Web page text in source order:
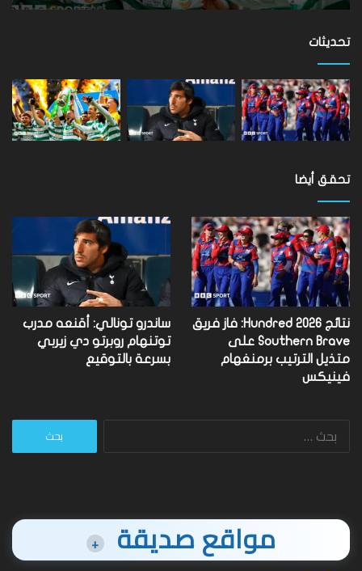
تفوتها
مستوى
العالم
تحديثات
تحقق أيضا
نتائج Hundred 2026: فاز فريق
Southern Brave على
متذيل الترتيب برمنغهام
فينيكس
ساندرو تونالي: أقنعه مدرب
توتنهام روبرتو دي زيربي
بسرعة بالتوقيع
البحث
مواقع صديقة +